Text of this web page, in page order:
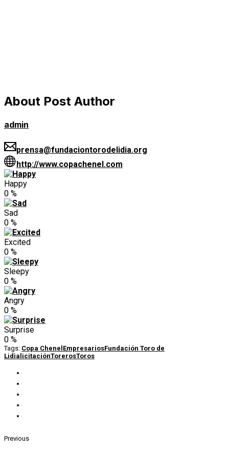
About Post Author
admin
prensa@fundaciontorodelidia.org
http://www.copachenel.com
Happy
0 %
Sad
0 %
Excited
0 %
Sleepy
0 %
Angry
0 %
Surprise
0 %
Tags: Copa Chenel EmpresariosFundación Toro de
Lidia licitaciónTorerosToros
Previous